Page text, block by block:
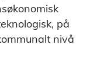
på
nivå